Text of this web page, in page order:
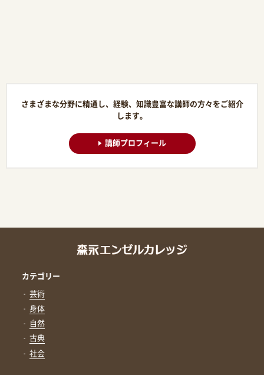
さまざまな分野に精通し、経験、知識豊富な講師の方々をご紹介
します。
講師プロフィール
カテゴリー
芸術
身体
自然
古典
社会